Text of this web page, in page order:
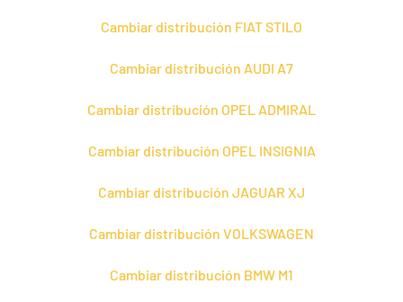
Cambiar distribución FIAT STILO
Cambiar distribución AUDI A7
Cambiar distribución OPEL ADMIRAL
Cambiar distribución OPEL INSIGNIA
Cambiar distribución JAGUAR XJ
Cambiar distribución VOLKSWAGEN
Cambiar distribución BMW M1